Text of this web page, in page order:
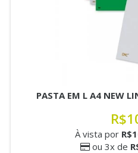
PASTA EM L A4 NEW
À vista por
ou 3x de